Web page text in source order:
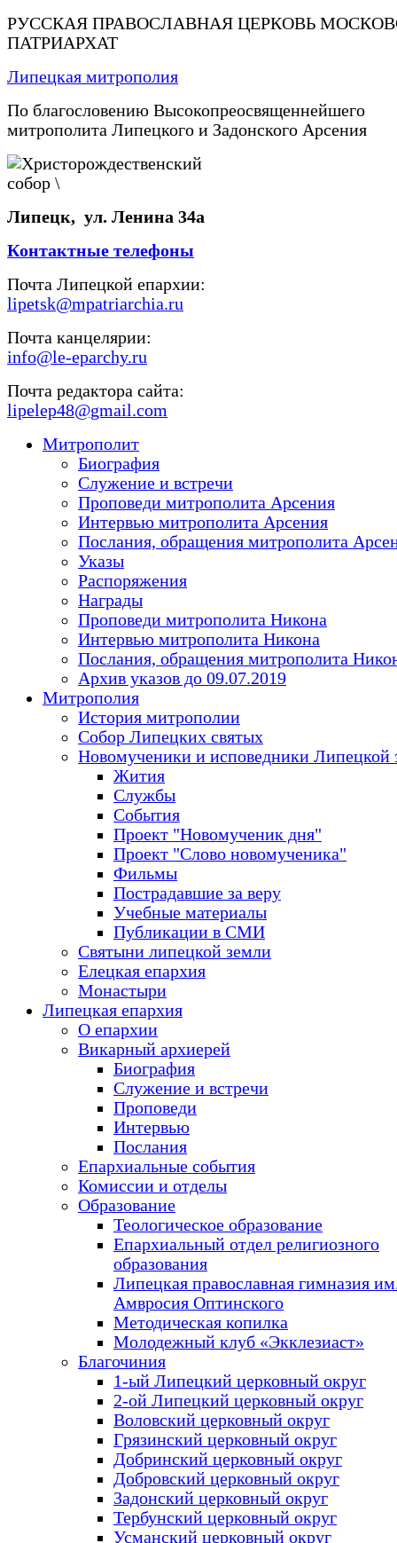
РУССКАЯ ПРАВОСЛАВНАЯ ЦЕРКОВЬ
ПАТРИАРХАТ
Липецкая митрополия
По благословению Высокопреосвященнейшего
митрополита Липецкого и Задонского Арсения
Липецк, ул. Ленина 34а
Контактные телефоны
Почта Липецкой епархии:
lipetsk@mpatriarchia.ru
Почта канцелярии:
info@le-eparchy.ru
Почта редактора сайта:
lipelep48@gmail.com
Митрополит
Биография
Служение и встречи
Проповеди митрополита Арсения
Интервью митрополита Арсения
Послания, обращения митрополита
Указы
Распоряжения
Награды
Проповеди митрополита Никона
Интервью митрополита Никона
Послания, обращения митрополита
Архив указов до 09.07.2019
Митрополия
История митрополии
Собор Липецких святых
Новомученики и исповедники Липецкой
Жития
Службы
События
Проект "Новомученик дня"
Проект "Слово новомученика"
Фильмы
Пострадавшие за веру
Учебные материалы
Публикации в СМИ
Святыни липецкой земли
Елецкая епархия
Монастыри
Липецкая епархия
О епархии
Викарный архиерей
Биография
Служение и встречи
Проповеди
Интервью
Послания
Епархиальные события
Комиссии и отделы
Образование
Теологическое образование
Епархиальный отдел религиозного
образования
Липецкая православная гимназия
Амвросия Оптинского
Методическая копилка
Молодежный клуб «Экклезиаст»
Благочиния
1-ый Липецкий церковный округ
2-ой Липецкий церковный округ
Воловский церковный округ
Грязинский церковный округ
Добринский церковный округ
Добровский церковный округ
Задонский церковный округ
Тербунский церковный округ
Усманский церковный округ